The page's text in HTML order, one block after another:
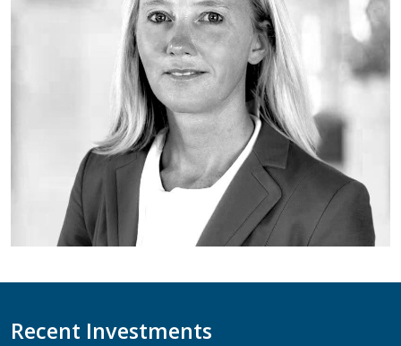
Recent Investments